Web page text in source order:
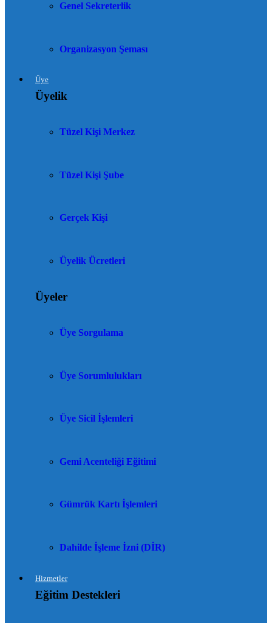
Genel Sekreterlik
Organizasyon Şeması
Üye
Üyelik
Tüzel Kişi Merkez
Tüzel Kişi Şube
Gerçek Kişi
Üyelik Ücretleri
Üyeler
Üye Sorgulama
Üye Sorumlulukları
Üye Sicil İşlemleri
Gemi Acenteliği Eğitimi
Gümrük Kartı İşlemleri
Dahilde İşleme İzni (DİR)
Hizmetler
Eğitim Destekleri